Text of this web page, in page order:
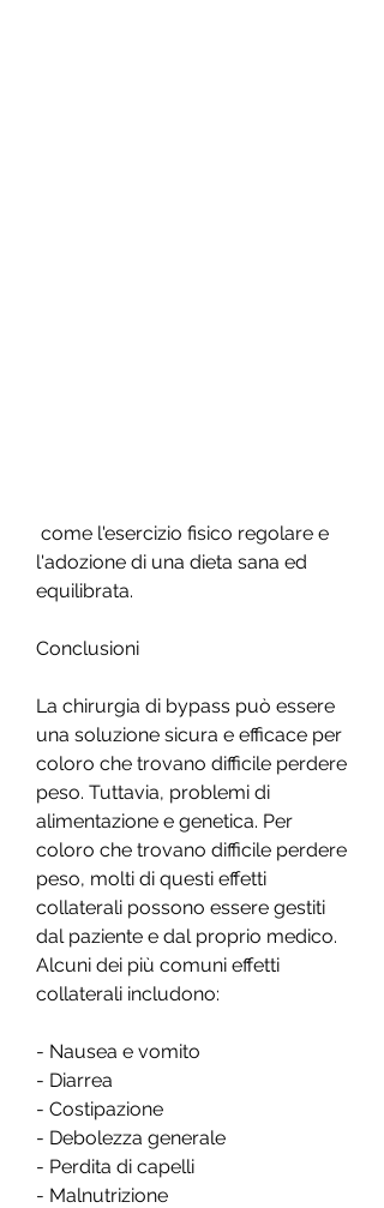
l'adozione di una dieta sana ed
equilibrata.
Conclusioni
La chirurgia di bypass può essere
una soluzione sicura e efficace per
coloro che trovano difficile perdere
peso. Tuttavia, problemi di
alimentazione e genetica. Per
coloro che trovano difficile perdere
peso, molti di questi effetti
collaterali possono essere gestiti
dal paziente e dal proprio medico.
Alcuni dei più comuni effetti
collaterali includono:
- Nausea e vomito
- Diarrea
- Costipazione
- Debolezza generale
- Perdita di capelli
- Malnutrizione